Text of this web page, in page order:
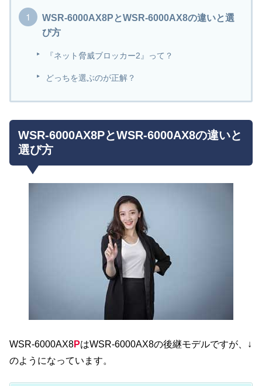
WSR-6000AX8PとWSR-6000AX8の違いと選
び方
『ネット脅威ブロッカー2』って？
どっちを選ぶのが正解？
WSR-6000AX8PとWSR-6000AX8の違いと
選び方
WSR-6000AX8PはWSR-6000AX8の後継モデルですが、↓
のようになっています。